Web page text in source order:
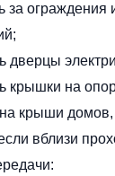
за ограждения
дверцы
крышки на
крыши домов,
вблизи